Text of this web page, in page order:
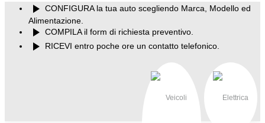
play_arrow CONFIGURAla tua auto scegliendo Marca, Modello ed
Alimentazione.
play_arrow COMPILAil form di richiesta preventivo.
play_arrow RICEVI entro poche ore un contatto telefonico.